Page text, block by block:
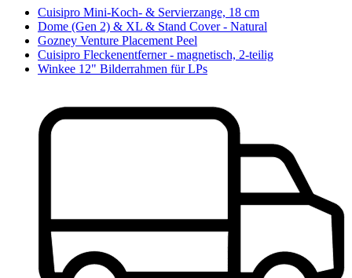
Cuisipro Mini-Koch- & Servierzange, 18 cm
Dome (Gen 2) & XL & Stand Cover - Natural
Gozney Venture Placement Peel
Cuisipro Fleckenentferner - magnetisch, 2-teilig
Winkee 12" Bilderrahmen für LPs